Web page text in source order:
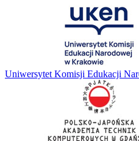
Uniwersytet Komisji Edukacji